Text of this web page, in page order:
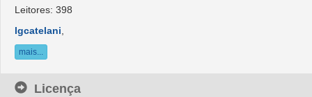
Leitores: 398
lgcatelani
mais...
Licença